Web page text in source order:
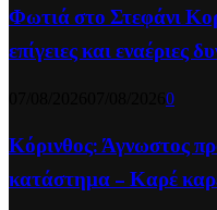
Φωτιά στο Στεφάνι
επίγειες και εναέριες
0
Κόρινθος: Άγνωστος
κατάστημα – Καρέ